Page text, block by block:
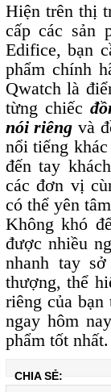
Hiện trên thị
cấp các sản
Edifice, bạn
phẩm chính
Qwatch là
từng chiếc
nói riêng và
nổi tiếng
đến tay
các đơn vị
có thể yên
Không khó
được nhiều
nhanh tay
thượng, thể
riêng của
ngay hôm
phẩm tốt nhất.
CHIA SẺ: